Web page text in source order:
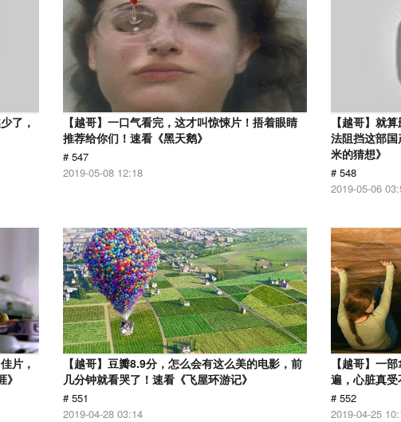
了，
【越哥】一口气看完，这才叫惊悚片！捂着眼睛
推荐给你们！速看《黑天鹅》
# 547
2019-05-08 12:18
【越哥】就
法阻挡这部
米的猜想》
# 548
2019-05-06
片，
【越哥】豆瓣8.9分，怎么会有这么美的电影，前
几分钟就看哭了！速看《飞屋环游记》
# 551
2019-04-28 03:14
【越哥】一
遍，心脏真受
# 552
2019-04-25